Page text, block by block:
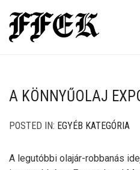
A KÖNNYŰOLAJ
POSTED IN: EGYÉB KATEGÓRIA
A legutóbbi olajár-robbanás